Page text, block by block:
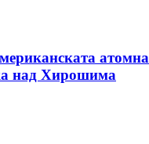
атомна
над Хирошима